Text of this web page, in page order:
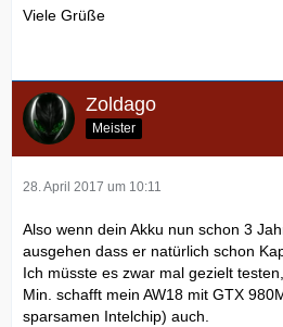
Viele Grüße
Zoldago
Meister
28. April 2017 um 10:11
Also wenn dein Akku nun schon 3
ausgehen dass er natürlich schon
Ich müsste es zwar mal gezielt
Min. schafft mein AW18 mit GTX
sparsamen Intelchip) auch.